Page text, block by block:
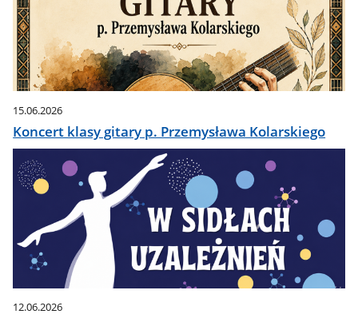
15.06.2026
Koncert klasy gitary p. Przemysława Kolarskiego
12.06.2026